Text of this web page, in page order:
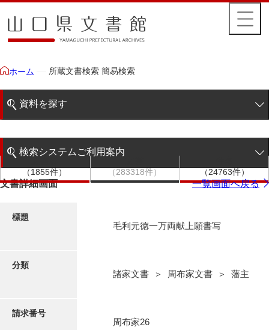
ホーム 所蔵文書検索 簡易検索
資料を探す
階層検索
写真・絵はがき
近代刊行写真帳類
検索システムご利用案内
検索システムの利用について
（1855件）
（283318件）
（24763件）
文書詳細画面 一覧画面へ戻る
標題
毛利元徳一万両献上願書写
分類
諸家文書 ＞ 周布家文書 ＞ 藩主
請求番号
周布家26